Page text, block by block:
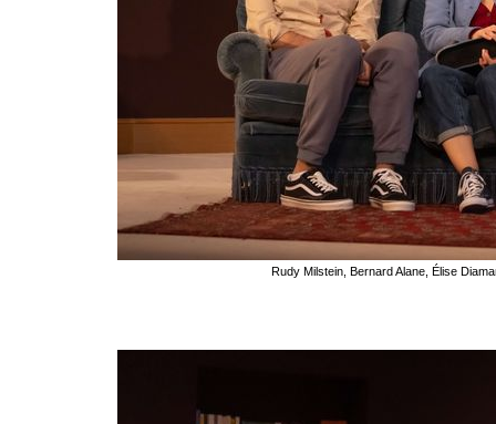
Rudy Milstein, Bernard Alane, Élise